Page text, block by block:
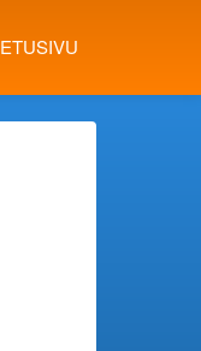
ETUSIVU